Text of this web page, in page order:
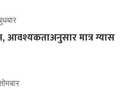
आवश्यकताअनुसार मात्र ग्यास